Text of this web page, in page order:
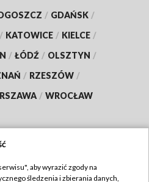
/ GDAŃSK /
/ KATOWICE / KIELCE /
/ ŁÓDŹ / OLSZTYN /
/ RZESZÓW /
/ WROCŁAW
aby wyrazić zgody na
śledzenia i zbierania danych,